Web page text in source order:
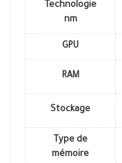
Technologie
nm
GPU
RAM
Stockage
Type de
mémoire